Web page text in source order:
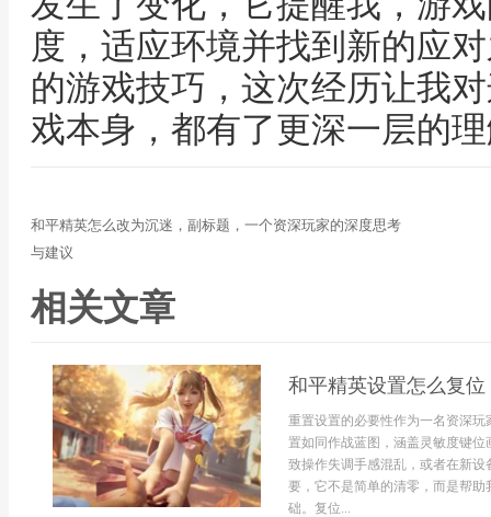
度，适应环境并找到新的应
的游戏技巧，这次经历让我
戏本身，都有了更深一层的
和平精英怎么改为沉迷，副标题，一个资深玩家的深度思考
与建议
相关文章
和平精英设置怎么复
重置设置的必要性作为一名资深
置如同作战蓝图，涵盖灵敏度键
致操作失调手感混乱，或者在新
要，它不是简单的清零，而是帮
础。复位...